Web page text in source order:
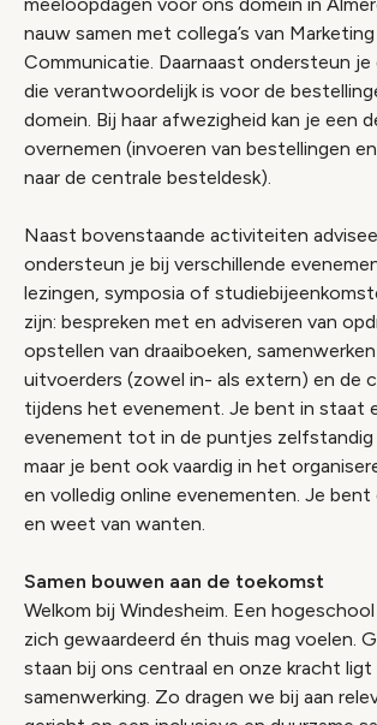
nauw samen met collega’s van
Communicatie. Daarnaast ondersteun je
die verantwoordelijk is voor de
domein. Bij haar afwezigheid kan je een
overnemen (invoeren van bestellingen
naar de centrale besteldesk).
Naast bovenstaande activiteiten
ondersteun je bij verschillende
lezingen, symposia of
zijn: bespreken met en adviseren van
opstellen van draaiboeken,
uitvoerders (zowel in- als extern) en de
tijdens het evenement. Je bent in staat
evenement tot in de puntjes
maar je bent ook vaardig in het
en volledig online evenementen. Je
en weet van wanten.
Samen bouwen aan de toekomst
Welkom bij Windesheim. Een
zich gewaardeerd én thuis mag voelen.
staan bij ons centraal en onze kracht ligt
samenwerking. Zo dragen we bij aan